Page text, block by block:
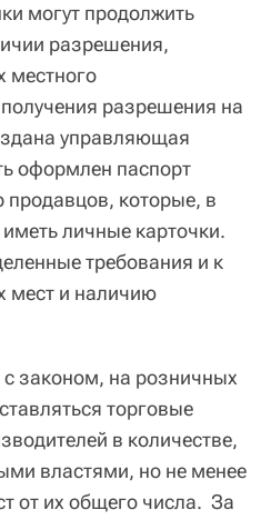
могут продолжить
разрешения,
местного
разрешения на
управляющая
оформлен паспорт
продавцов, которые, в
личные карточки.
требования и к
мест и наличию
с законом, на розничных
торговые
в количестве,
властями, но не менее
от их общего числа. За